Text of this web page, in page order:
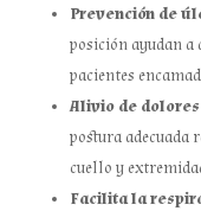
Prevención de
posición ayudan a
pacientes
Alivio de
postura adecuada
cuello y
Facilita la